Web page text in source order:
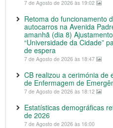
7 de Agosto de 2026 às 19:02
Retoma do funcionamento
autocarros na Avenida
amanhã (dia 8)
“Universidade da Cidade”
de espera
7 de Agosto de 2026 às 18:47
CB realizou a cerimónia de
de Enfermagem de
7 de Agosto de 2026 às 18:12
Estatísticas demográficas
de 2026
7 de Agosto de 2026 às 16:00